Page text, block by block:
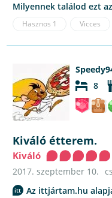
Milyennek találod ezt
Hasznos 1 Vicces
8
Kiváló étterem.
Kiváló
2017. szeptember 10.
Az ittjártam.hu